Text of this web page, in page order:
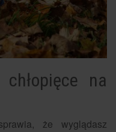
na
że wyglądasz